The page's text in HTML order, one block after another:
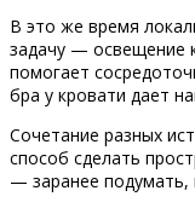
В это же время
задачу — освещение
помогает
бра у кровати дает
Сочетание разных
способ сделать
— заранее подумать,